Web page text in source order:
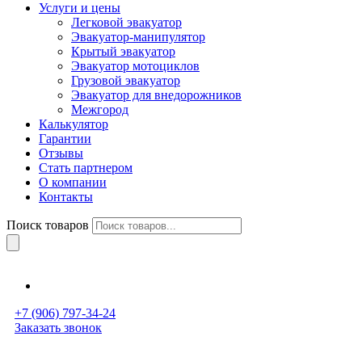
Услуги и цены
Легковой эвакуатор
Эвакуатор-манипулятор
Крытый эвакуатор
Эвакуатор мотоциклов
Грузовой эвакуатор
Эвакуатор для внедорожников
Межгород
Калькулятор
Гарантии
Отзывы
Стать партнером
О компании
Контакты
Поиск товаров
+7 (906) 797-34-24
Заказать звонок